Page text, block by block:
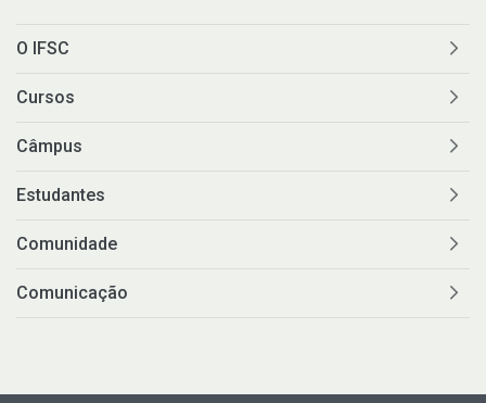
O IFSC
Cursos
Câmpus
Estudantes
Comunidade
Comunicação